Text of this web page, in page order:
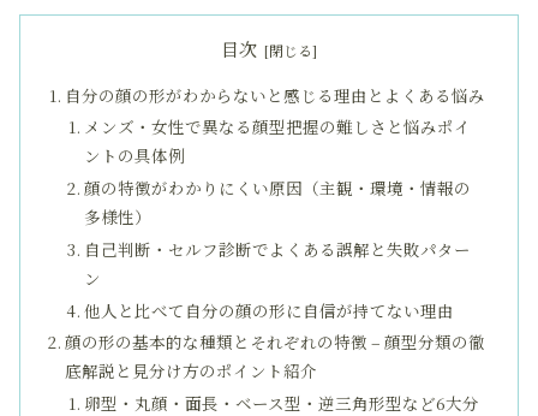
目次
自分の顔の形がわからないと感じる理由とよくある悩み
メンズ・女性で異なる顔型把握の難しさと悩みポイ
ントの具体例
顔の特徴がわかりにくい原因（主観・環境・情報の
多様性）
自己判断・セルフ診断でよくある誤解と失敗パター
ン
他人と比べて自分の顔の形に自信が持てない理由
顔の形の基本的な種類とそれぞれの特徴 – 顔型分類の徹
底解説と見分け方のポイント紹介
卵型・丸顔・面長・ベース型・逆三角形型など6大分